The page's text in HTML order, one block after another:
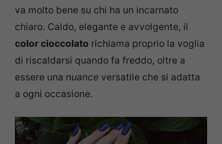
va molto bene su chi ha un incarnato
chiaro. Caldo, elegante e avvolgente, il
color cioccolato richiama proprio la voglia
di riscaldarsi quando fa freddo, oltre a
essere una nuance versatile che si adatta
a ogni occasione.